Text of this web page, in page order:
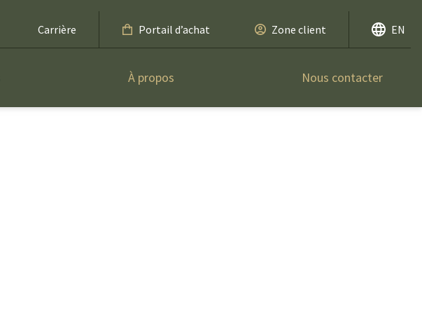
Carrière Portail d’achat Zone client EN
À propos Nous contacter